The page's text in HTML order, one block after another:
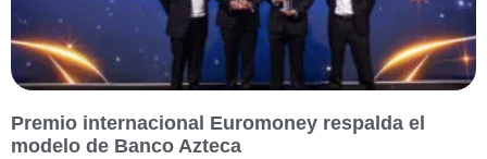
Premio internacional Euromoney respalda el
modelo de Banco Azteca